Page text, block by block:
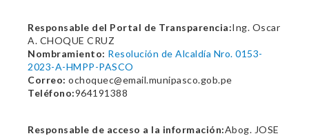
Responsable del Portal de Transparencia:Ing. Oscar
A. CHOQUE CRUZ
Nombramiento: Resolución de Alcaldía Nro. 0153-
2023-A-HMPP-PASCO
Correo: ochoquec@email.munipasco.gob.pe
Teléfono:964191388
Responsable de acceso a la información:Abog. JOSE